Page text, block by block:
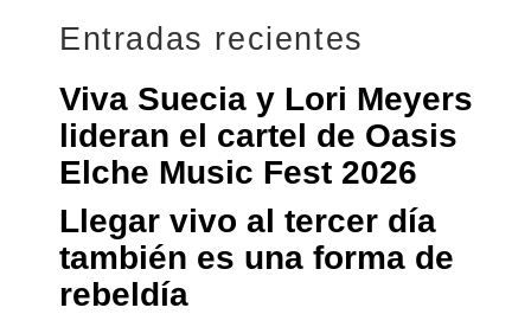
Entradas recientes
Viva Suecia y Lori Meyers
lideran el cartel de Oasis
Elche Music Fest 2026
Llegar vivo al tercer día
también es una forma de
rebeldía